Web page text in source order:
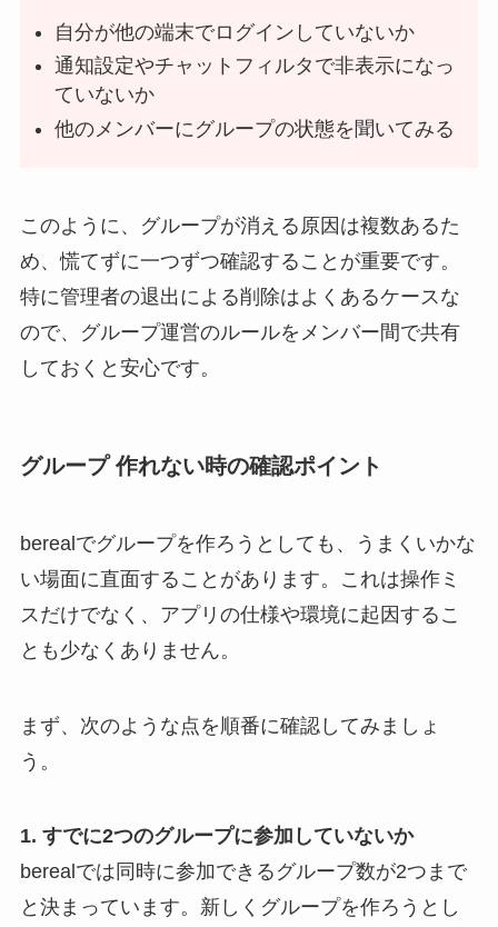
自分が他の端末でログインしていないか
通知設定やチャットフィルタで非表示になっ
ていないか
他のメンバーにグループの状態を聞いてみる
このように、グループが消える原因は複数あるた
め、慌てずに一つずつ確認することが重要です。
特に管理者の退出による削除はよくあるケースな
ので、グループ運営のルールをメンバー間で共有
しておくと安心です。
グループ 作れない時の確認ポイント
berealでグループを作ろうとしても、うまくいかな
い場面に直面することがあります。これは操作ミ
スだけでなく、アプリの仕様や環境に起因するこ
とも少なくありません。
まず、次のような点を順番に確認してみましょ
う。
1. すでに2つのグループに参加していないか
berealでは同時に参加できるグループ数が2つまで
と決まっています。新しくグループを作ろうとし